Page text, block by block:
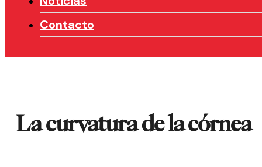
Contacto
La curvatura de la córnea